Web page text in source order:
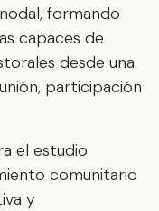
formando
capaces de
desde una
participación
el estudio
comunitario
y